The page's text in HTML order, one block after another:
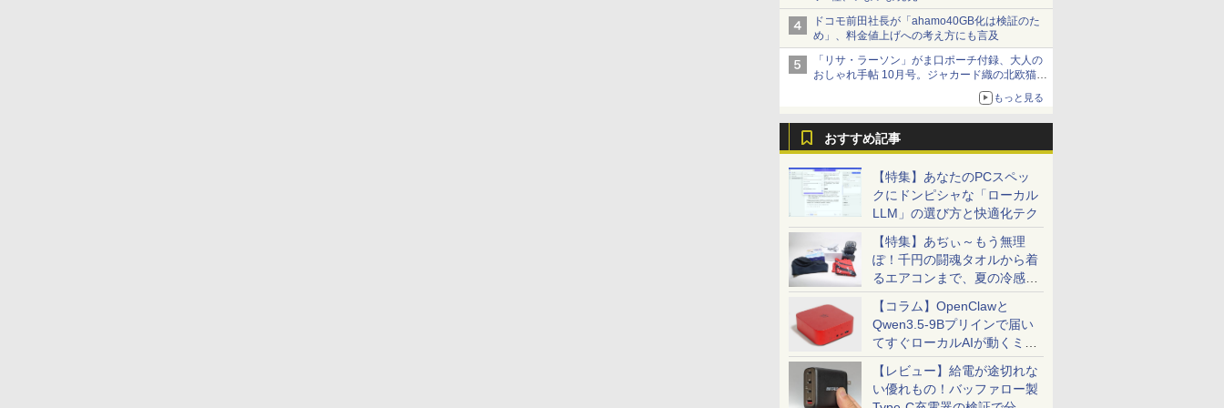
ドコモ前田社長が「ahamo40GB化は検証のた
め」、料金値上げへの考え方にも言及
「リサ・ラーソン」がま口ポーチ付録、大人の
おしゃれ手帖 10月号。ジャカード織の北欧猫デ
もっと見る
おすすめ記事
【特集】あなたのPCスペッ
クにドンピシャな「ローカル
LLM」の選び方と快適化テク
【特集】あぢぃ～もう無理
ぽ！千円の闘魂タオルから着
るエアコンまで、夏の冷感グ
ッズ一挙紹介
【コラム】OpenClawと
Qwen3.5-9Bプリインで届い
てすぐローカルAIが動くミニ
PC「SER9 Pro」
【レビュー】給電が途切れな
い優れもの！バッファロー製